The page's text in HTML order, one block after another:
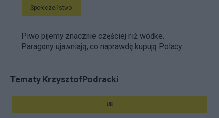
Społeczeństwo
Piwo pijemy znacznie częściej niż wódke.
Paragony ujawniają, co naprawdę kupują Polacy
Tematy KrzysztofPodracki
UE